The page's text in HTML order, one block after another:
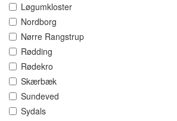
Løgumkloster
Nordborg
Nørre Rangstrup
Rødding
Rødekro
Skærbæk
Sundeved
Sydals